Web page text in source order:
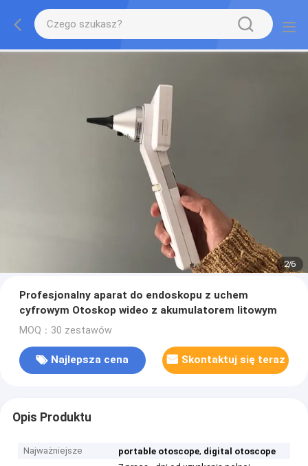
2/6
Profesjonalny aparat do endoskopu z uchem
cyfrowym Otoskop wideo z akumulatorem litowym
MOQ：30 zestawów
Najlepsza cena Skontaktuj się teraz
Opis Produktu
Najważniejsze portable otoscope, digital otoscope